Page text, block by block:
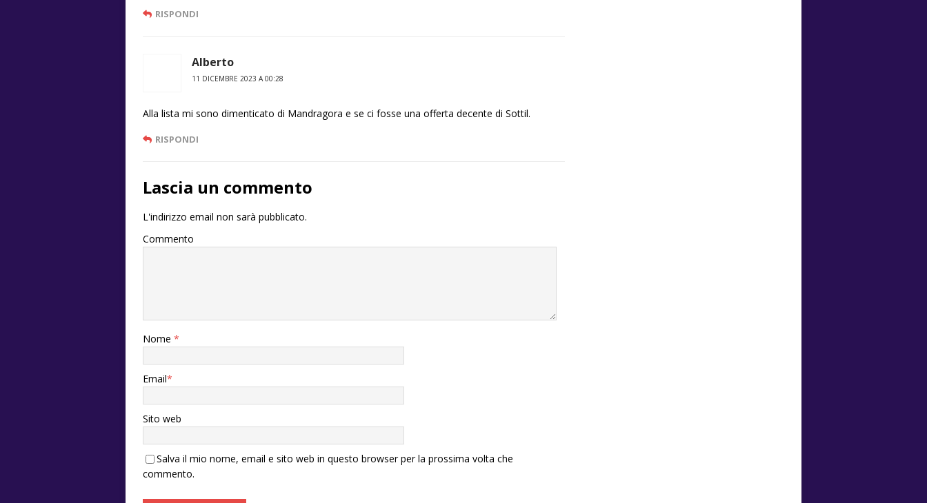
RISPONDI
Alberto
11 DICEMBRE 2023 A 00:28
Alla lista mi sono dimenticato di Mandragora e se ci fosse una offerta decente di Sottil.
RISPONDI
Lascia un commento
L'indirizzo email non sarà pubblicato.
Commento
Nome *
Email*
Sito web
Salva il mio nome, email e sito web in questo browser per la prossima volta che
commento.